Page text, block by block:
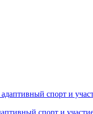
спорт и